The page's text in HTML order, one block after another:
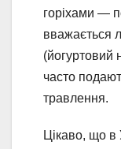
горіхами —
вважається
(йогуртовий
часто
травлення.
Цікаво, що в